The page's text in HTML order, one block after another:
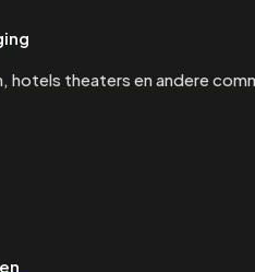
hotels theaters en andere